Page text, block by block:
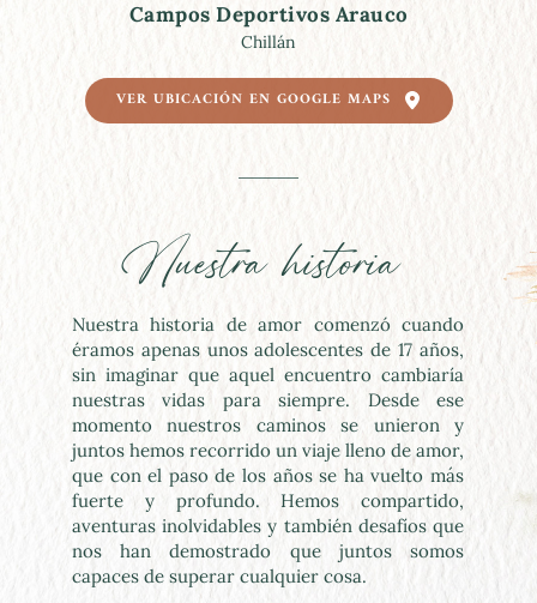
Campos Deportivos Arauco
Chillán
VER UBICACIÓN EN GOOGLE MAPS
Nuestra historia
Nuestra historia de amor comenzó cuando
éramos apenas unos adolescentes de 17 años,
sin imaginar que aquel encuentro cambiaría
nuestras vidas para siempre. Desde ese
momento nuestros caminos se unieron y
juntos hemos recorrido un viaje lleno de amor,
que con el paso de los años se ha vuelto más
fuerte y profundo. Hemos compartido,
aventuras inolvidables y también desafíos que
nos han demostrado que juntos somos
capaces de superar cualquier cosa.